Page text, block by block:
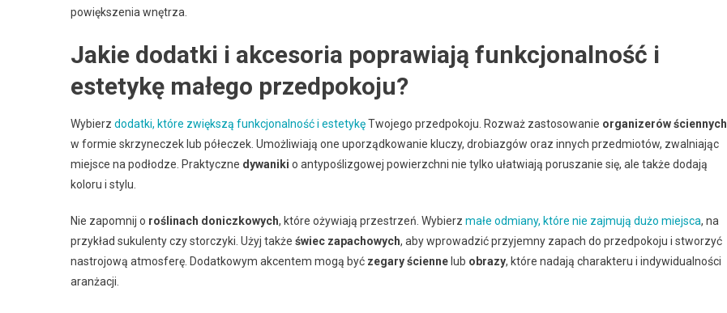
powiększenia wnętrza.
Jakie dodatki i akcesoria poprawiają funkcjonalność i
estetykę małego przedpokoju?
Wybierz dodatki, które zwiększą funkcjonalność i estetykęTwojego przedpokoju. Rozważ zastosowanie organizerów ściennych
w formie skrzyneczek lub półeczek. Umożliwiają one uporządkowanie kluczy, drobiazgów oraz innych przedmiotów, zwalniając
miejsce na podłodze. Praktyczne dywaniki o antypoślizgowej powierzchni nie tylko ułatwiają poruszanie się, ale także dodają
koloru i stylu.
Nie zapomnij o roślinach doniczkowych, które ożywiają przestrzeń. Wybierz małe odmiany, które nie zajmują dużo miejsca, na
przykład sukulenty czy storczyki. Użyj także świec zapachowych, aby wprowadzić przyjemny zapach do przedpokoju i stworzyć
nastrojową atmosferę. Dodatkowym akcentem mogą być zegary ścienne lub obrazy, które nadają charakteru i indywidualności
aranżacji.